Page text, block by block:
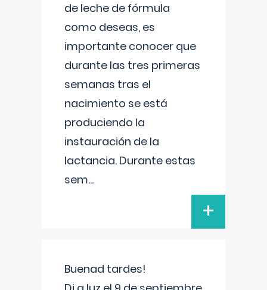
de leche de fórmula
como deseas, es
importante conocer que
durante las tres primeras
semanas tras el
nacimiento se está
produciendo la
instauración de la
lactancia. Durante estas
sem...
+
Buenad tardes!